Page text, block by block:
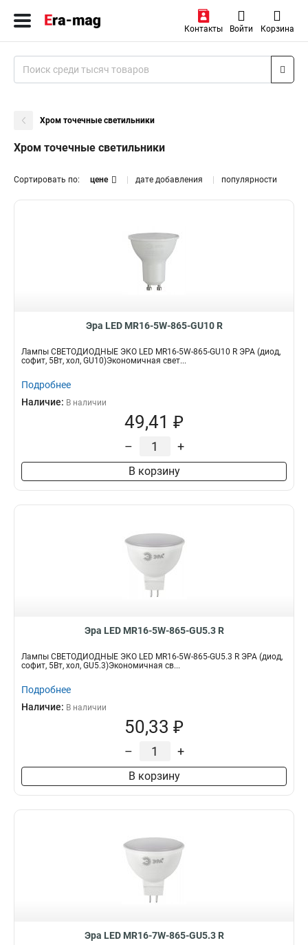
Контакты Войти Корзина
Хром точечные светильники
Хром точечные светильники
Сортировать по: цене дате добавления популярности
Эра LED MR16-5W-865-GU10 R
Лампы СВЕТОДИОДНЫЕ ЭКО LED MR16-5W-865-GU10 R ЭРА (диод,
софит, 5Вт, хол, GU10)Экономичная свет...
Подробнее
Наличие: В наличии
49,41 ₽
– +
В корзину
Эра LED MR16-5W-865-GU5.3 R
Лампы СВЕТОДИОДНЫЕ ЭКО LED MR16-5W-865-GU5.3 R ЭРА (диод,
софит, 5Вт, хол, GU5.3)Экономичная св...
Подробнее
Наличие: В наличии
50,33 ₽
– +
В корзину
Эра LED MR16-7W-865-GU5.3 R